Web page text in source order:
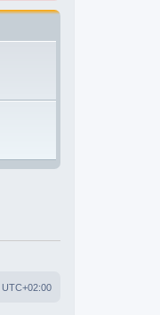
UTC+02:00